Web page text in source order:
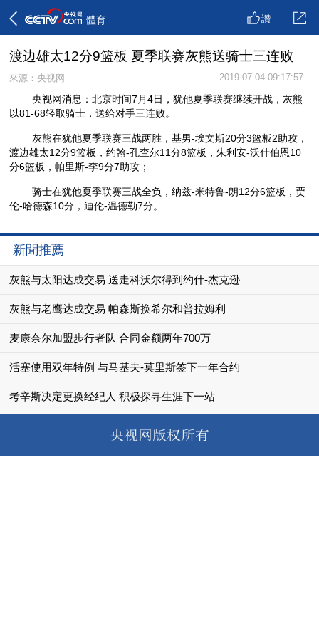
體育 讚
渡边雄太12分9篮板 夏季联赛灰熊送骑士三连败
來源：央视网 2019-07-04 09:17:57
央视网消息：北京时间7月4日，犹他夏季联赛继续开战，灰熊
以81-68轻取骑士，送给对手三连败。
灰熊在犹他夏季联赛三战两胜，基男-埃文斯20分3篮板2助攻，
渡边雄太12分9篮板，约翰-孔查尔11分8篮板，朱利安-沃什伯恩10
分6篮板，帕里斯-李9分7助攻；
骑士在犹他夏季联赛三战全负，纳兹-米特鲁-朗12分6篮板，贾
伦-哈德森10分，迪伦-温德勒7分。
新聞推薦
灰熊与太阳达成交易 送走科沃尔得到约什-杰克逊
灰熊与老鹰达成交易 帕森斯换希尔和普拉姆利
麦康奈尔加盟步行者队 合同金额两年700万
活塞使用双年特例 与马基夫-莫里斯签下一年合约
考辛斯决定更换经纪人 积极探寻生涯下一站